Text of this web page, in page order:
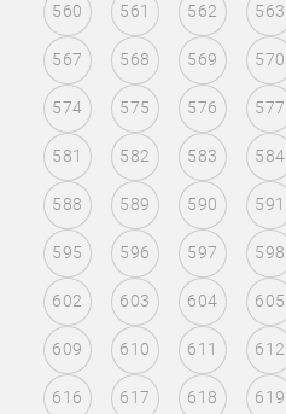
560 561 562 563
567 568 569 570
574 575 576 577
581 582 583 584
588 589 590 591
595 596 597 598
602 603 604 605
609 610 611 612
616 617 618 619